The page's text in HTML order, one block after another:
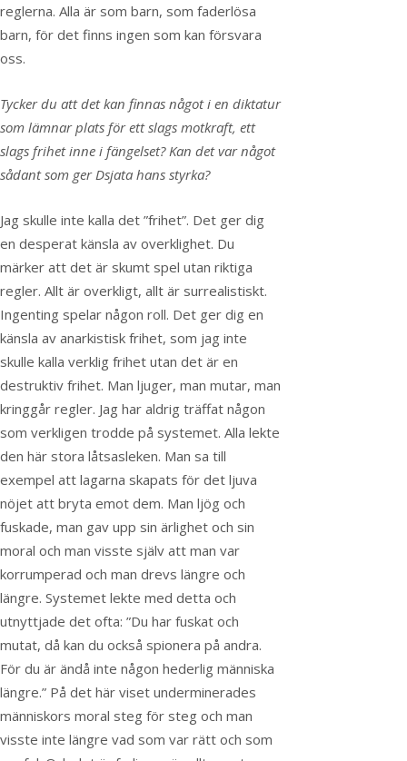
reglerna. Alla är som barn, som faderlösa
barn, för det finns ingen som kan försvara
oss.
Tycker du att det kan finnas något i en diktatur
som lämnar plats för ett slags motkraft, ett
slags frihet inne i fängelset? Kan det var något
sådant som ger Dsjata hans styrka?
Jag skulle inte kalla det ”frihet”. Det ger dig
en desperat känsla av overklighet. Du
märker att det är skumt spel utan riktiga
regler. Allt är overkligt, allt är surrealistiskt.
Ingenting spelar någon roll. Det ger dig en
känsla av anarkistisk frihet, som jag inte
skulle kalla verklig frihet utan det är en
destruktiv frihet. Man ljuger, man mutar, man
kringgår regler. Jag har aldrig träffat någon
som verkligen trodde på systemet. Alla lekte
den här stora låtsasleken. Man sa till
exempel att lagarna skapats för det ljuva
nöjet att bryta emot dem. Man ljög och
fuskade, man gav upp sin ärlighet och sin
moral och man visste själv att man var
korrumperad och man drevs längre och
längre. Systemet lekte med detta och
utnyttjade det ofta: ”Du har fuskat och
mutat, då kan du också spionera på andra.
För du är ändå inte någon hederlig människa
längre.” På det här viset underminerades
människors moral steg för steg och man
visste inte längre vad som var rätt och som